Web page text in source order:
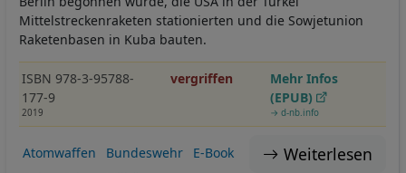
Mittelstreckenraketen stationierten und die Sowjetunion
Raketenbasen in Kuba bauten.
ISBN 978-3-95788-
177-9
2019
vergriffen
Mehr Infos
(EPUB)
→ d-nb.info
Weiterlesen
Atomwaffen Bundeswehr
E-Book